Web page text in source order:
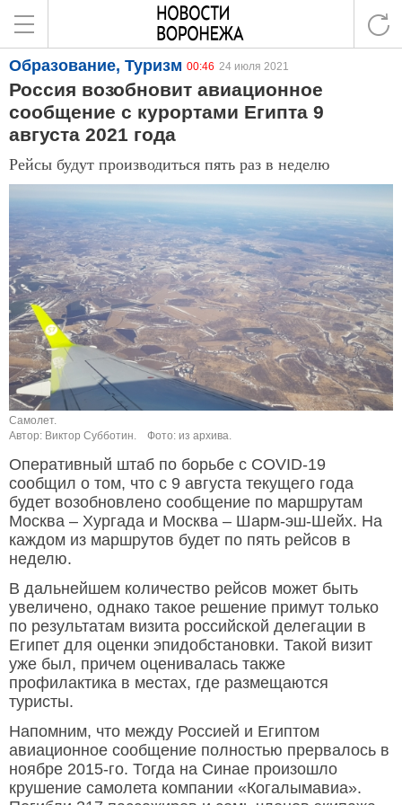
Образование, Туризм 00:46 24 июля 2021
Россия возобновит авиационное
сообщение с курортами Египта 9
августа 2021 года
Рейсы будут производиться пять раз в неделю
Самолет.
Автор: Виктор Субботин.
Фото: из архива.
Оперативный штаб по борьбе с COVID-19
сообщил о том, что с 9 августа текущего года
будет возобновлено сообщение по маршрутам
Москва – Хургада и Москва – Шарм-эш-Шейх. На
каждом из маршрутов будет по пять рейсов в
неделю.
В дальнейшем количество рейсов может быть
увеличено, однако такое решение примут только
по результатам визита российской делегации в
Египет для оценки эпидобстановки. Такой визит
уже был, причем оценивалась также
профилактика в местах, где размещаются
туристы.
Напомним, что между Россией и Египтом
авиационное сообщение полностью прервалось в
ноябре 2015-го. Тогда на Синае произошло
крушение самолета компании «Когалымавиа».